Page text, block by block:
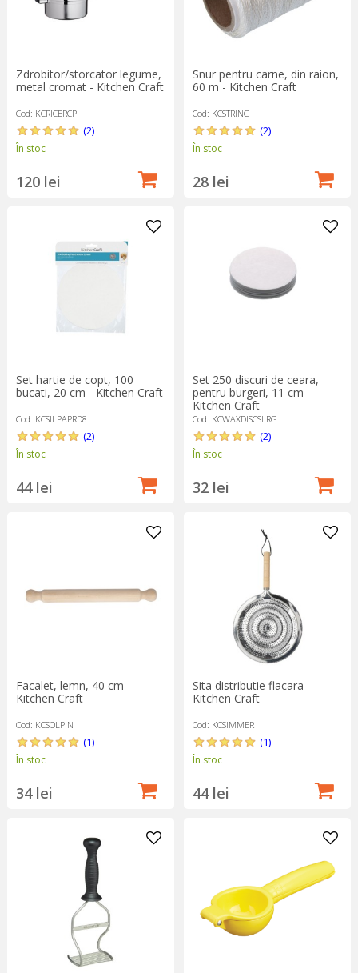
Zdrobitor/storcator legume,
metal cromat - Kitchen Craft
Cod: KCRICERCP
(2)
În stoc
120 lei
Snur pentru carne, din raion,
60 m - Kitchen Craft
Cod: KCSTRING
(2)
În stoc
28 lei
Set hartie de copt, 100
bucati, 20 cm - Kitchen Craft
Cod: KCSILPAPRD8
(2)
În stoc
44 lei
Set 250 discuri de ceara,
pentru burgeri, 11 cm -
Kitchen Craft
Cod: KCWAXDISCSLRG
(2)
În stoc
32 lei
Facalet, lemn, 40 cm -
Kitchen Craft
Cod: KCSOLPIN
(1)
În stoc
34 lei
Sita distributie flacara -
Kitchen Craft
Cod: KCSIMMER
(1)
În stoc
44 lei